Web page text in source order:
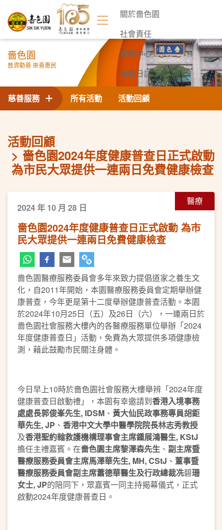
關於嗇色園
社會責任
新聞中心
活動日誌
聯絡我們
嗇色園
普濟勸善 崇善惠民
所有活動 活動回顧
慈善服務
活動回顧
嗇色園2024年度健康普查日正式啟動
為市民大眾提供一連兩日免費健康檢查
醫療
2024 年 10 月 28 日
嗇色園2024年度健康普查日正式啟動 為市
民大眾提供一連兩日免費健康檢查
嗇色園醫療服務委員會多年來致力提倡道家之養生文
化，自2011年開始，本園醫療服務委員會定期舉辦健
康普查，今年更是第十二度舉辦健康普查活動。本園
於2024年10月25日（五）及26日（六），一連兩日於
嗇色園社會服務大樓內的各醫療服務單位舉辦「2024
年度健康普查日」活動，免費為大眾提供多項健康檢
測，藉此鼓勵市民關注身體。
今日早上10時於嗇色園社會服務大樓舉辨「2024年度
健康普查日啟動禮」，本園有幸邀請到香港入境事務
處處長郭俊峯先生, IDSM 、 黃大仙民政事務專員胡鉅
華先生, JP 、 香港中文大學中醫學院院長林志秀教授
及香港聖約翰救護機構理事會主席鍾展鴻醫生, KStJ
擔任主禮嘉賓。在嗇色園主席黎澤森先生 、 副主席暨
醫療服務委員會主席馬澤華先生, MH,CStJ 、 董事暨
醫療服務委員會副主席蕭德華醫生及行政總裁冼碧珊
女士, JP的陪同下，眾嘉賓一同主持揭幕儀式，正式
啟動2024年度健康普查日。